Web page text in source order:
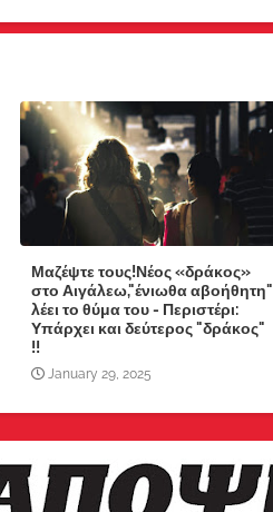
Μαζέψτε τους!Νέος «δράκος»
στο Αιγάλεω,"ένιωθα αβοήθητη"
λέει το θύμα του - Περιστέρι:
Υπάρχει και δεύτερος "δράκος"
!!
January 29, 2025